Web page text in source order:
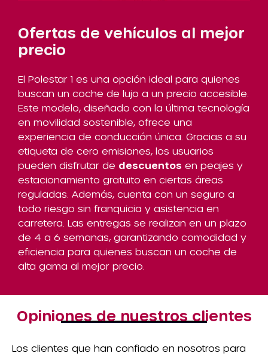
Ofertas de vehículos al mejor
precio
El Polestar 1 es una opción ideal para quienes
buscan un coche de lujo a un precio accesible.
Este modelo, diseñado con la última tecnología
en movilidad sostenible, ofrece una
experiencia de conducción única. Gracias a su
etiqueta de cero emisiones, los usuarios
pueden disfrutar de descuentos en peajes y
estacionamiento gratuito en ciertas áreas
reguladas. Además, cuenta con un seguro a
todo riesgo sin franquicia y asistencia en
carretera. Las entregas se realizan en un plazo
de 4 a 6 semanas, garantizando comodidad y
eficiencia para quienes buscan un coche de
alta gama al mejor precio.
Opiniones de nuestros clientes
Los clientes que han confiado en nosotros para